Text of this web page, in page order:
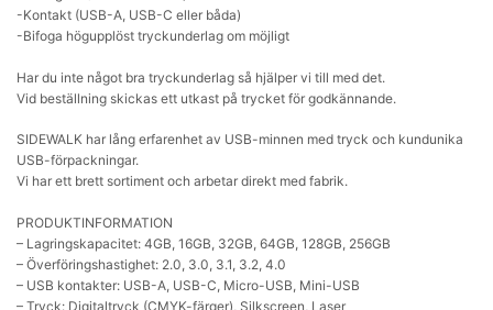
-Kontakt (USB-A, USB-C eller båda)
-Bifoga högupplöst tryckunderlag om möjligt
Har du inte något bra tryckunderlag så hjälper vi till med det.
Vid beställning skickas ett utkast på trycket för godkännande.
SIDEWALK har lång erfarenhet av USB-minnen med tryck och kundunika
USB-förpackningar.
Vi har ett brett sortiment och arbetar direkt med fabrik.
PRODUKTINFORMATION
– Lagringskapacitet: 4GB, 16GB, 32GB, 64GB, 128GB, 256GB
– Överföringshastighet: 2.0, 3.0, 3.1, 3.2, 4.0
– USB kontakter: USB-A, USB-C, Micro-USB, Mini-USB
– Tryck: Digitaltryck (CMYK-färger), Silkscreen, Laser